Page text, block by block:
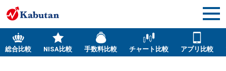
総合比較 NISA比較 手数料比較 チャート比較 アプリ比較